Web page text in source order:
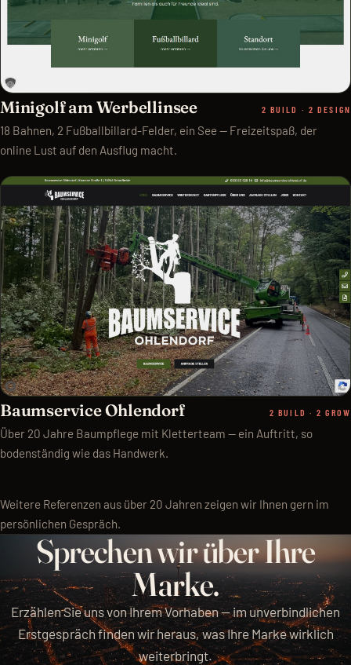
Minigolf am Werbellinsee 2 BUILD · 2 DESIGN
18 Bahnen, 2 Fußballbillard-Felder, ein See — Freizeitspaß, der
online Lust auf den Ausflug macht.
Baumservice Ohlendorf 2 BUILD · 2 GROW
Über 20 Jahre Baumpflege mit Kletterteam — ein Auftritt, so
bodenständig wie das Handwerk.
Weitere Referenzen aus über 20 Jahren zeigen wir Ihnen gern im
persönlichen Gespräch.
SprechenwirüberIhre
Marke.
Erzählen Sie uns von Ihrem Vorhaben — im unverbindlichen
Erstgespräch finden wir heraus, was Ihre Marke wirklich
weiterbringt.